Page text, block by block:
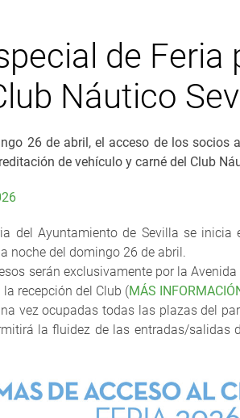
de Feria
Náutico
26 de abril, el acceso de los
de vehículo y carné del Club
del Ayuntamiento de Sevilla se
noche del domingo 26 de abril.
serán exclusivamente por la
recepción del Club (MÁS
vez ocupadas todas las plazas del
la fluidez de las entradas/salidas